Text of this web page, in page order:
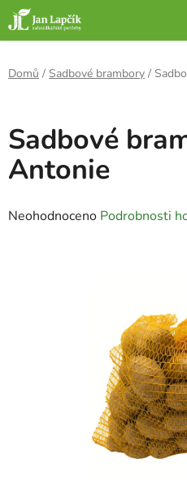
Přejít
na
obsah
Domů / Sadbové brambory /
Sadbové
Antonie
Průměrné
Neohodnoceno Podrobnosti